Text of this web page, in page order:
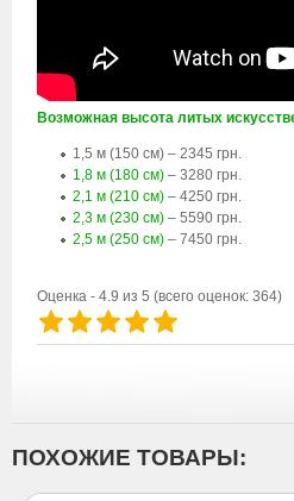
Возможная высота литых
1,5 м (150 см) – 2345 грн.
1,8 м (180 см) – 3280 грн.
2,1 м (210 см) – 4250 грн.
2,3 м (230 см) – 5590 грн.
2,5 м (250 см) – 7450 грн.
Оценка - 4.9 из 5 (всего оценок: 364)
ПОХОЖИЕ ТОВАРЫ: